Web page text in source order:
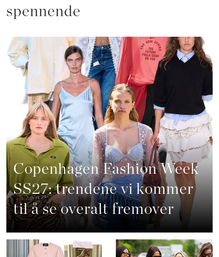
spennende
Copenhagen Fashion Week
SS27: trendene vi kommer
til å se overalt fremover